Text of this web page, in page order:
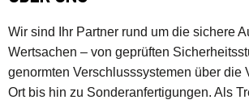
Wir sind Ihr Partner rund um die sichere
Wertsachen – von geprüften
genormten Verschlusssystemen über die
Ort bis hin zu Sonderanfertigungen. Als